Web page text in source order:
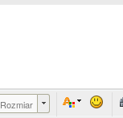
Rozmiar